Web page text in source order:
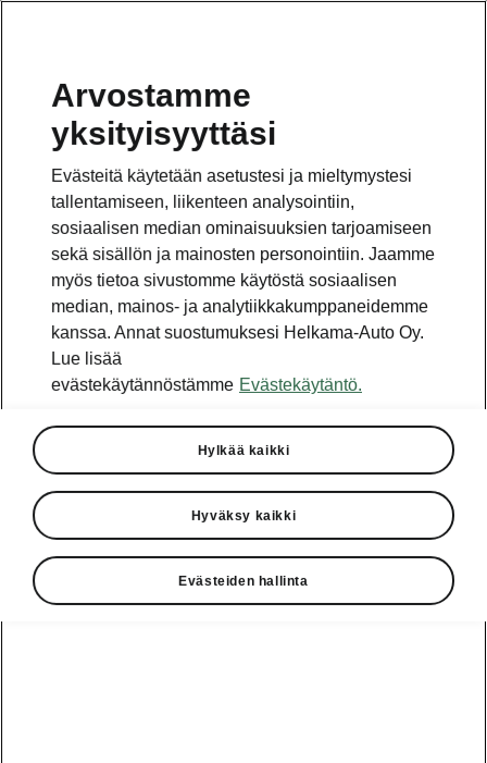
Arvostamme
yksityisyyttäsi
Evästeitä käytetään asetustesi ja mieltymystesi
tallentamiseen, liikenteen analysointiin,
sosiaalisen median ominaisuuksien tarjoamiseen
sekä sisällön ja mainosten personointiin. Jaamme
myös tietoa sivustomme käytöstä sosiaalisen
median, mainos- ja analytiikkakumppaneidemme
kanssa. Annat suostumuksesi Helkama-Auto Oy.
Lue lisää
evästekäytännöstämme Evästekäytäntö.
Hylkää kaikki
Hyväksy kaikki
Evästeiden hallinta